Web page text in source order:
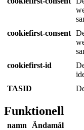
cookiefirst-consent
cookiefirst-id
TASID
Funktionell
namn
Ändamål